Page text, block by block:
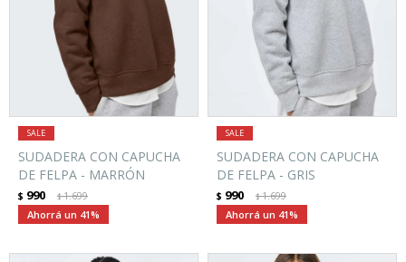
SUDADERA CON CAPUCHA
DE FELPA - MARRÓN
$ 990 $1.699
41
SUDADERA CON CAPUCHA
DE FELPA - GRIS
$ 990 $1.699
41